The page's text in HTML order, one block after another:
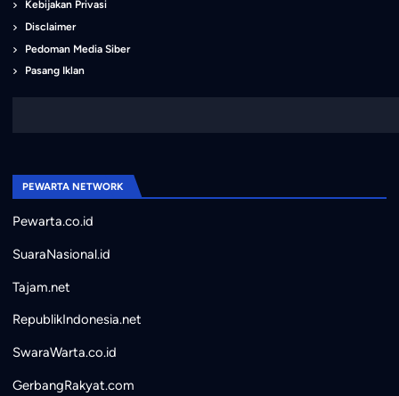
Kebijakan Privasi
Disclaimer
Pedoman Media Siber
Pasang Iklan
PEWARTA NETWORK
Pewarta.co.id
SuaraNasional.id
Tajam.net
RepublikIndonesia.net
SwaraWarta.co.id
GerbangRakyat.com